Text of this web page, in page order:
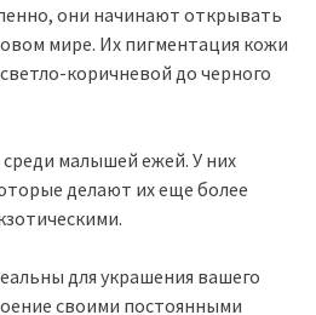
они начинают открывать
мире. Их пигментация кожи
коричневой до черного
малышей ежей. У них
делают их еще более
для украшения вашего
своими постоянными